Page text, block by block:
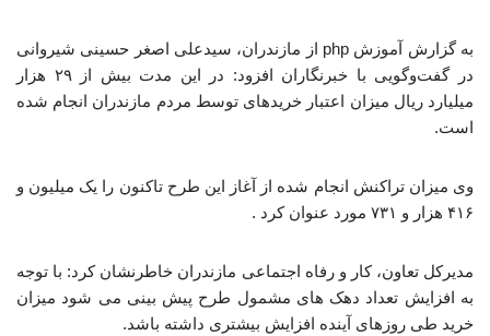
به گزارش آموزش php از مازندران، سیدعلی اصغر حسینی شیروانی
در گفت‌وگویی با خبرنگاران افزود:‌ در این مدت بیش از ۲۹ هزار
میلیارد ریال میزان اعتبار خریدهای توسط مردم مازندران انجام شده
است.
وی میزان تراکنش انجام شده از آغاز این طرح تاکنون را یک میلیون و
۴۱۶ هزار و ۷۳۱ مورد عنوان کرد .
مدیرکل تعاون، ‌کار و رفاه اجتماعی مازندران خاطرنشان کرد:‌ با توجه
به افزایش تعداد دهک های مشمول طرح پیش بینی می شود میزان
خرید طی روزهای آینده افزایش بیشتری داشته باشد.